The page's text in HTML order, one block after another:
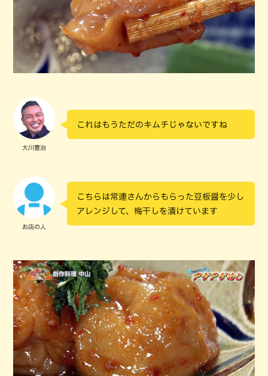
大川豊治
これはもうただのキムチじゃないですね
お店の人
こちらは常連さんからもらった豆板醤を少し
アレンジして、梅干しを漬けています